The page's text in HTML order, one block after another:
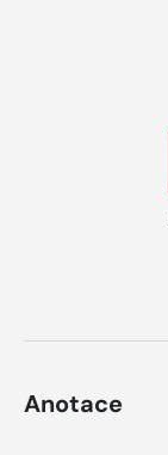
Anotace